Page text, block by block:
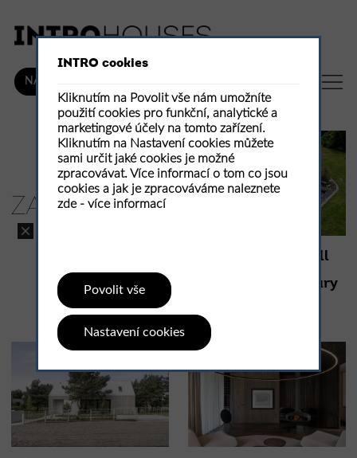
INTRO cookies
Kliknutím na Povolit vše nám umožníte
použití cookies pro funkční, analytické a
marketingové účely na tomto zařízení.
Kliknutím na Nastavení cookies můžete
sami určit jaké cookies je možné
zpracovávat. Více informací o tom co jsou
cookies a jak je zpracováváme naleznete
zde - více informací
Povolit vše
Nastavení cookies
NÁKUP
ZAHRANIČNÍ
Přírodní bazén small
zahradní architektury